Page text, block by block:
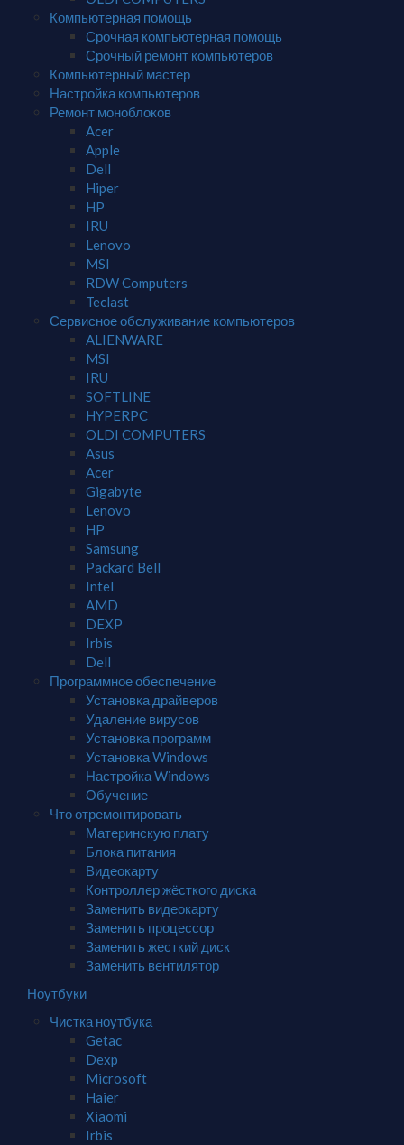
Компьютерная помощь
Срочная компьютерная помощь
Срочный ремонт компьютеров
Компьютерный мастер
Настройка компьютеров
Ремонт моноблоков
Acer
Apple
Dell
Hiper
HP
IRU
Lenovo
MSI
RDW Computers
Teclast
Сервисное обслуживание компьютеров
ALIENWARE
MSI
IRU
SOFTLINE
HYPERPC
OLDI COMPUTERS
Asus
Acer
Gigabyte
Lenovo
HP
Samsung
Packard Bell
Intel
AMD
DEXP
Irbis
Dell
Программное обеспечение
Установка драйверов
Удаление вирусов
Установка программ
Установка Windows
Настройка Windows
Обучение
Что отремонтировать
Материнскую плату
Блока питания
Видеокарту
Контроллер жёсткого диска
Заменить видеокарту
Заменить процессор
Заменить жесткий диск
Заменить вентилятор
Ноутбуки
Чистка ноутбука
Getac
Dexp
Microsoft
Haier
Xiaomi
Irbis